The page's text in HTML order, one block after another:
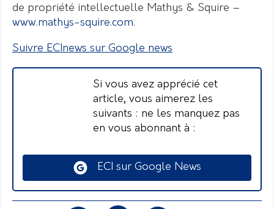
de propriété intellectuelle Mathys & Squire –
www.mathys-squire.com.
Suivre ECInews sur Google news
Si vous avez apprécié cet
article, vous aimerez les
suivants : ne les manquez pas
en vous abonnant à :
ECI sur Google News